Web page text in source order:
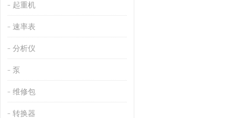
起重机
速率表
分析仪
泵
维修包
转换器